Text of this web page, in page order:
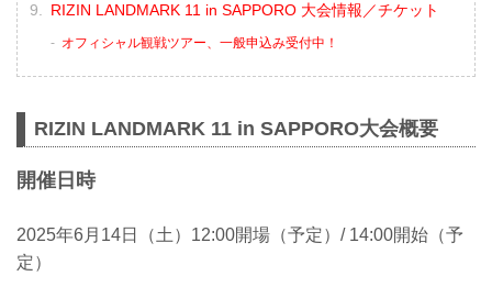
RIZIN LANDMARK 11 in SAPPORO 大会情報／チケット
オフィシャル観戦ツアー、一般申込み受付中！
RIZIN LANDMARK 11 in SAPPORO大会概要
開催日時
2025年6月14日（土）12:00開場（予定）/ 14:00開始（予
定）